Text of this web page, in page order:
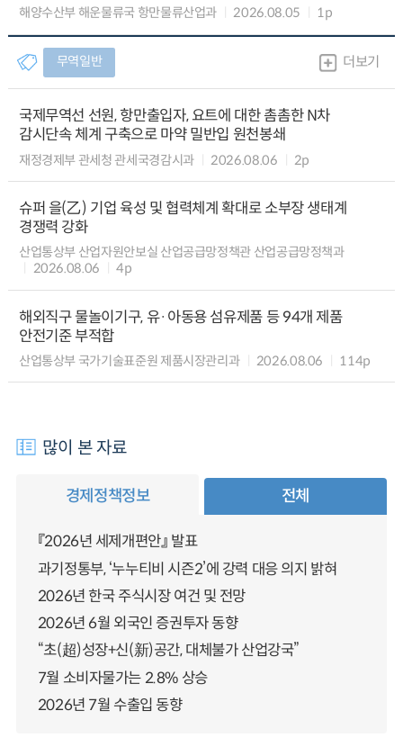
해양수산부 해운물류국 항만물류산업과 2026.08.05 1p
무역일반 더보기
국제무역선 선원, 항만출입자, 요트에 대한 촘촘한 N차
감시단속 체계 구축으로 마약 밀반입 원천봉쇄
재정경제부 관세청 관세국경감시과 2026.08.06 2p
슈퍼 을(乙) 기업 육성 및 협력체계 확대로 소부장 생태계
경쟁력 강화
산업통상부 산업자원안보실 산업공급망정책관 산업공급망정책과
2026.08.06
4p
해외직구 물놀이기구, 유·아동용 섬유제품 등 94개 제품
안전기준 부적합
산업통상부 국가기술표준원 제품시장관리과 2026.08.06 114p
많이 본 자료
경제정책정보 전체
『2026년 세제개편안』 발표
과기정통부, ‘누누티비 시즌2’에 강력 대응 의지 밝혀
2026년 한국 주식시장 여건 및 전망
2026년 6월 외국인 증권투자 동향
“초(超)성장+신(新)공간, 대체불가 산업강국”
7월 소비자물가는 2.8% 상승
2026년 7월 수출입 동향